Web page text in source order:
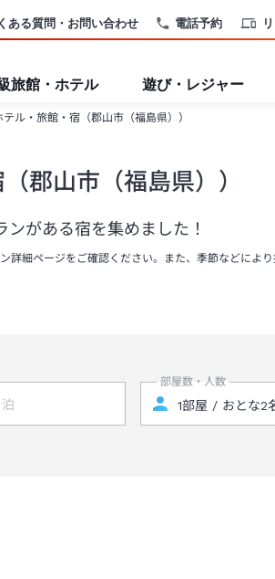
電話予約
ある質問・お問い合わせ
旅館・ホテル 遊び・レジャー
ル・旅館・宿（郡山市（福島県））
郡山市（福島県））
がある宿を集めました！
細ページをご確認ください。また、季節などによ
部屋数・人数